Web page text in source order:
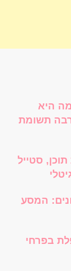
חוגגת 35: למה היא
תשומת
סטייל
המסע
בפרחי